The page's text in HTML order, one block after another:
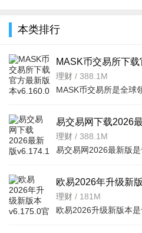
本类排行
MASK币交易所下
v6.160.0官方版
理财 / 388.1M
易交易网下载2026
版
理财 / 388.1M
欧易2026年升级新
理财 / 181M